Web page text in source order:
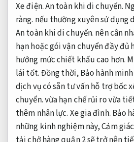
Xe điện.An toàn khi di chuyển.
ràng. nếu thường xuyên sử dụng
An toàn khi di chuyển. nên cân
hạn hoặc gói vận chuyển đầy đủ
hưởng mức chiết khấu cao hơn.
lái tốt.Đồng thời, Bảo hành
dịch vụ có sẵn tư vấn hỗ trợ bốc
chuyển.vừa hạn chế rủi ro vừa
thêm nhân lực. Xe gia đình. Bảo
những kinh nghiệm này,Cảm